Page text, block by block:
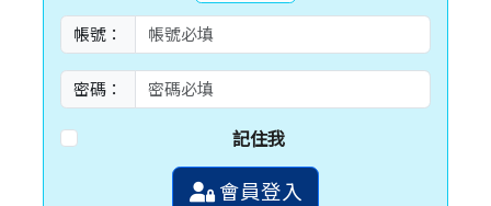
帳號：
密碼：
記住我
會員登入